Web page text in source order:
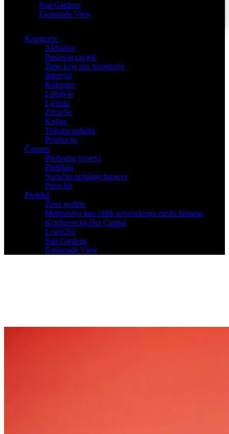
Sun Gardens
Esplanade View
Kategorije
Aktualno
Poslovni savjeti
Žene koje nas inspiriraju
Intervjui
Kolumne
Lifestyle
Ljepota
Zdravlje
Knjige
Tiskana izdanja
Promocije
Časopis
Prethodni brojevi
Pretplata
Naručite prijašnje brojeve
Press kit
Projekti
Žena godine
Mentorstvo kao oblik networkinga među ženama
Konferencija Her Capital
Learn2be
Sun Gardens
Esplanade View